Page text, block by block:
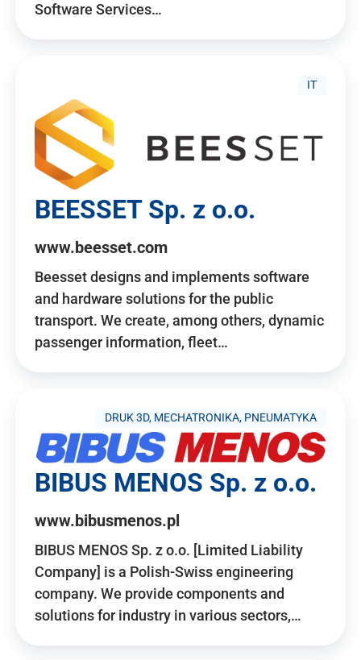
Software Services…
IT
BEESSET Sp. z o.o.
www.beesset.com
Beesset designs and implements software
and hardware solutions for the public
transport. We create, among others, dynamic
passenger information, fleet…
DRUK 3D, MECHATRONIKA, PNEUMATYKA
BIBUS MENOS Sp. z o.o.
www.bibusmenos.pl
BIBUS MENOS Sp. z o.o. [Limited Liability
Company] is a Polish-Swiss engineering
company. We provide components and
solutions for industry in various sectors,…